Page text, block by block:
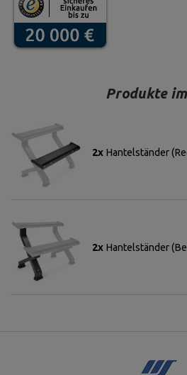
Produkte
2x Hantelständer
2x Hantelständer